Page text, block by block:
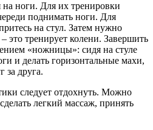
ноги. Для их тренировки
поднимать ноги. Для
на стул. Затем нужно
это тренирует колени. Завершить
«ножницы»: сидя на стуле
и делать горизонтальные махи,
за друга.
следует отдохнуть. Можно
легкий массаж, принять